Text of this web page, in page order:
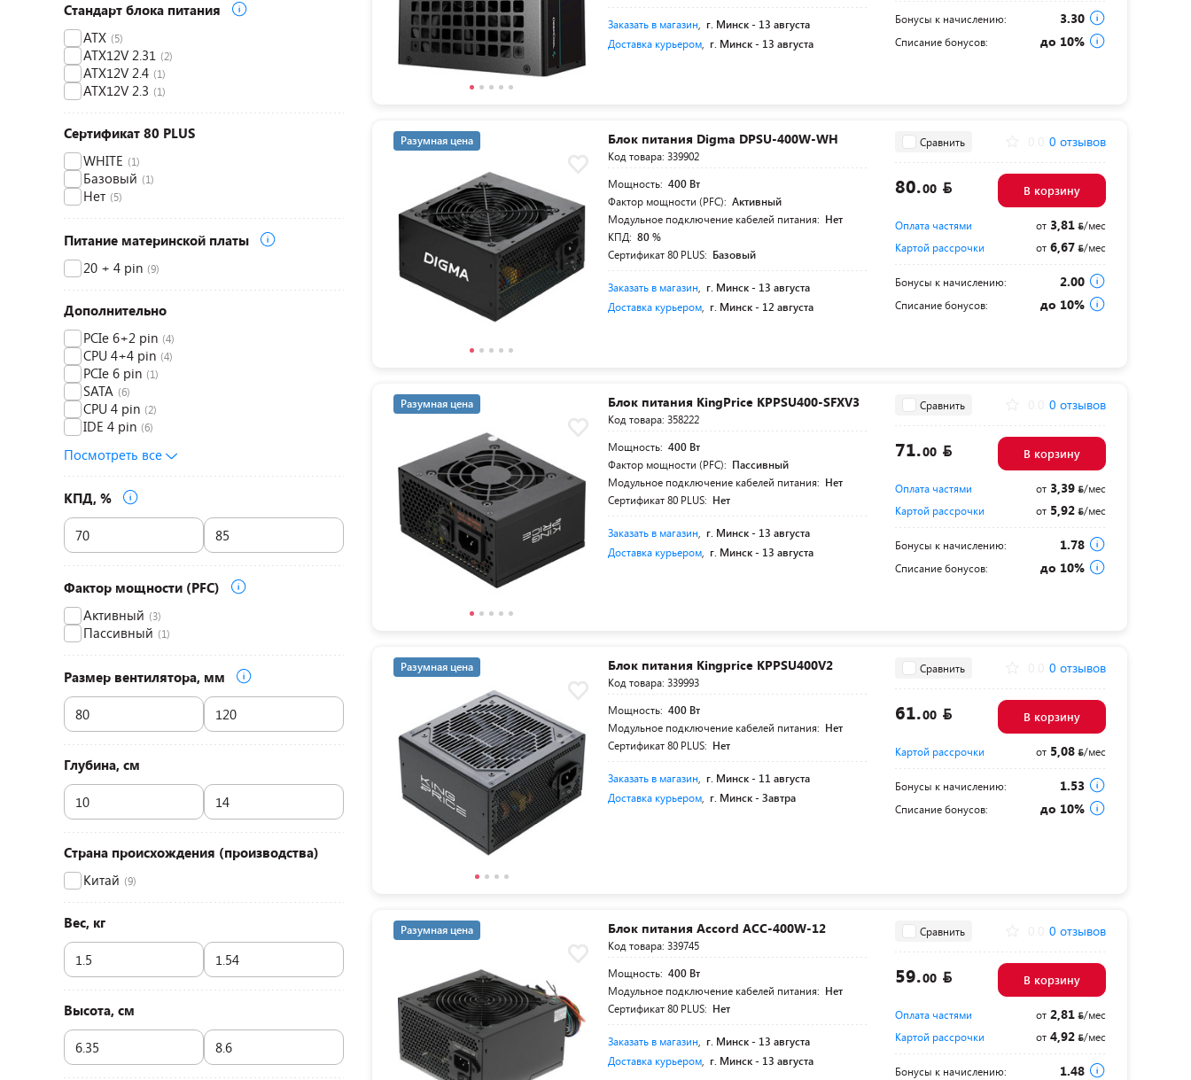
Стандарт блока питания
ATX (5)
ATX12V 2.31 (2)
ATX12V 2.4 (1)
ATX12V 2.3 (1)
Сертификат 80 PLUS
WHITE (1)
Базовый (1)
Нет (5)
Питание материнской платы
20 + 4 pin (9)
Дополнительно
PCIe 6+2 pin (4)
CPU 4+4 pin (4)
PCIe 6 pin (1)
SATA (6)
CPU 4 pin (2)
IDE 4 pin (6)
Посмотреть все
КПД, %
Фактор мощности (PFC)
Активный (3)
Пассивный (1)
Размер вентилятора, мм
Глубина, см
Страна происхождения (производства)
Китай (9)
Вес, кг
Высота, см
Заказать в магазин г. Минск - 13 августа
Доставка курьером г. Минск - 13 августа
Бонусы к начислению: 3.30
Списание бонусов: до 10%
Разумная цена Блок питания Digma DPSU-400W-WH
Код товара: 339902
Мощность: 400 Вт
Фактор мощности (PFC): Активный
Модульное подключение кабелей питания: Нет
КПД: 80 %
Сертификат 80 PLUS: Базовый
Заказать в магазин г. Минск - 13 августа
Доставка курьером г. Минск - 12 августа
Сравнить 0 отзывов
80.00 В корзину
Оплата частями от3,81
/мес
Картой рассрочки
от6,67 /мес
Бонусы к начислению: 2.00
Списание бонусов: до 10%
Разумная цена Блок питания KingPrice KPPSU400-SFXV3
Код товара: 358222
Мощность: 400 Вт
Фактор мощности (PFC): Пассивный
Модульное подключение кабелей питания: Нет
Сертификат 80 PLUS: Нет
Заказать в магазин г. Минск - 13 августа
Доставка курьером г. Минск - 13 августа
Сравнить 0 отзывов
71.00 В корзину
Оплата частями от3,39
/мес
Картой рассрочки
от5,92 /мес
Бонусы к начислению: 1.78
Списание бонусов: до 10%
Разумная цена Блок питания Kingprice KPPSU400V2
Код товара: 339993
Мощность: 400 Вт
Модульное подключение кабелей питания: Нет
Сертификат 80 PLUS: Нет
Заказать в магазин г. Минск - 11 августа
Доставка курьером г. Минск -Завтра
Сравнить 0 отзывов
61.00 В корзину
Картой рассрочки от5,08 /мес
Бонусы к начислению: 1.53
Списание бонусов: до 10%
Разумная цена Блок питания Accord ACC-400W-12
Код товара: 339745
Мощность: 400 Вт
Модульное подключение кабелей питания: Нет
Сертификат 80 PLUS: Нет
Заказать в магазин г. Минск - 13 августа
Доставка курьером г. Минск - 13 августа
Сравнить 0 отзывов
59.00 В корзину
Оплата частями от2,81
/мес
Картой рассрочки
от4,92 /мес
Бонусы к начислению: 1.48